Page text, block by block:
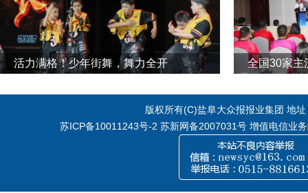
活力满格！少年街舞，舞力全开 全国30家主
版权所有(C)盐阜大众报报业集团 地
苏ICP备10011243号-2 苏新网备2007031号 增值电信业